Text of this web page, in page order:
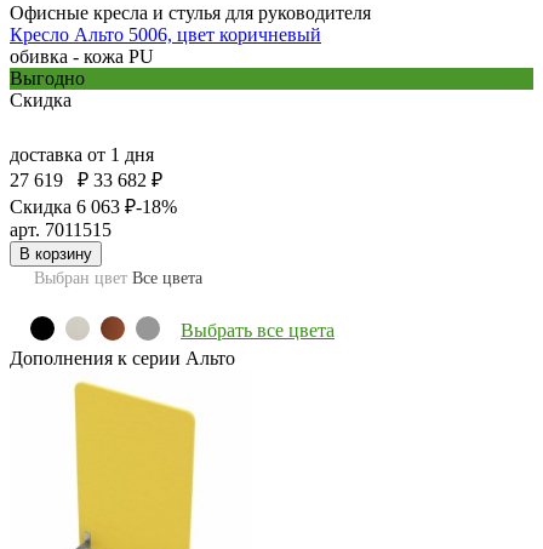
Офисные кресла и стулья для руководителя
Кресло Альто 5006, цвет коричневый
обивка - кожа PU
Выгодно
Скидка
доставка от 1 дня
27 619
₽ 33 682 ₽
Скидка 6 063 ₽-18%
арт. 7011515
В корзину
Выбран цвет Все цвета
Выбрать все цвета
Дополнения к серии Альто